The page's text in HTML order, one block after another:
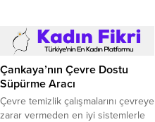
Çankaya’nın Çevre Dostu
Süpürme Aracı
Çevre temizlik çalışmalarını çevreye
zarar vermeden en iyi sistemlerle